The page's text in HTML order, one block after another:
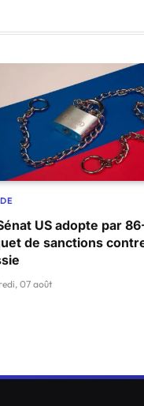
US adopte par
de sanctions
07 août